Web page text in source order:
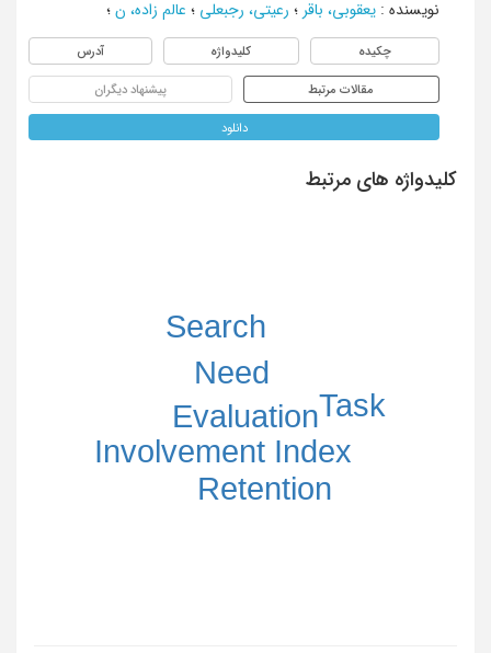
نویسنده : یعقوبی، باقر ؛ رعیتی، رجبعلی ؛ عالم زاده، ن ؛
چکیده کلیدواژه آدرس
مقالات مرتبط پیشنهاد دیگران
دانلود
کلیدواژه های مرتبط
Evaluation
Involvement Index
Need
Retention
Search
Task